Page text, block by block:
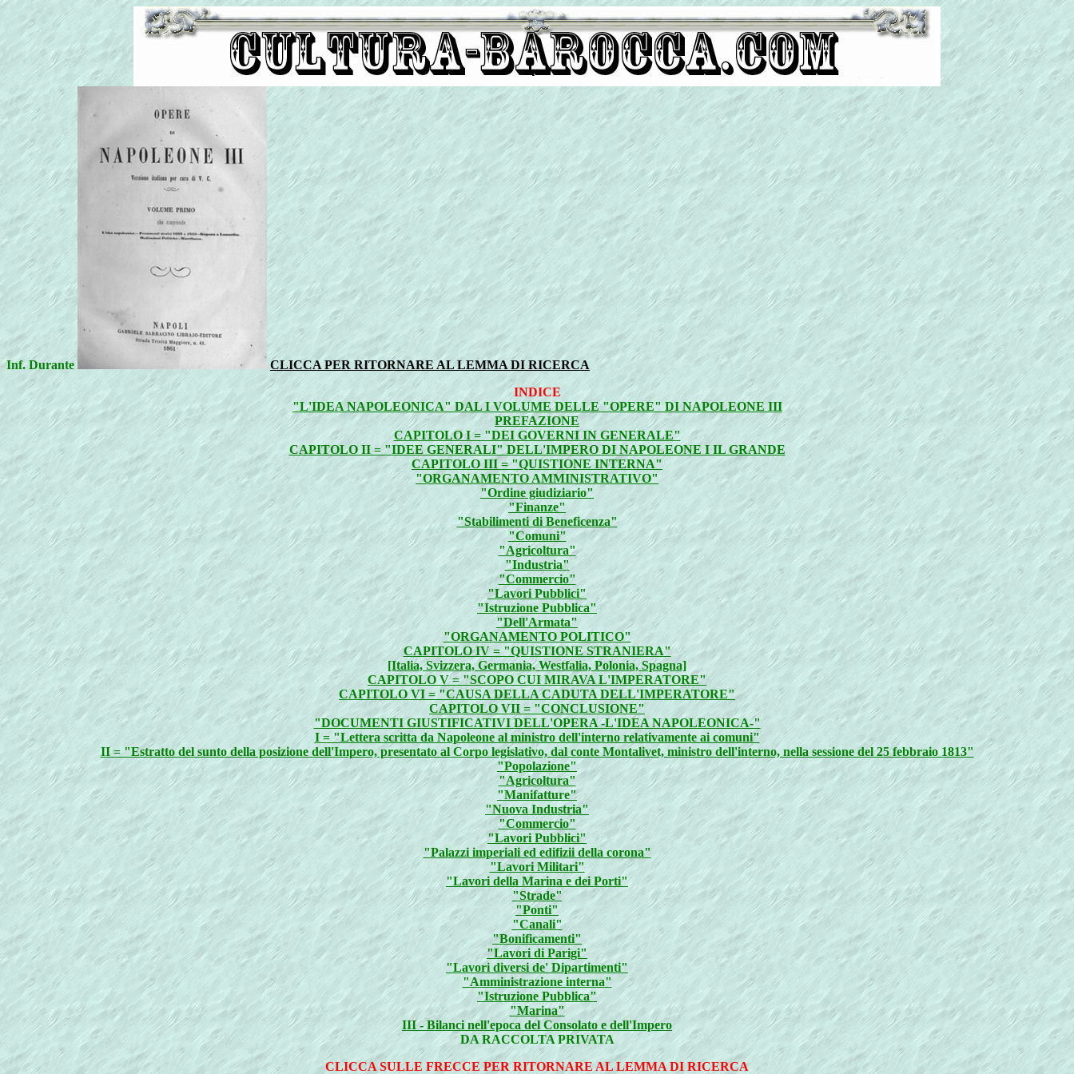
Inf. Durante
CLICCA PER RITORNARE AL LEMMA DI RICERCA
INDICE
"L'IDEA NAPOLEONICA" DAL I VOLUME DELLE "OPERE" DI NAPOLEONE III
PREFAZIONE
CAPITOLO I = "DEI GOVERNI IN GENERALE"
CAPITOLO II = "IDEE GENERALI" DELL'IMPERO DI NAPOLEONE I IL GRANDE
CAPITOLO III = "QUISTIONE INTERNA"
"ORGANAMENTO AMMINISTRATIVO"
"Ordine giudiziario"
"Finanze"
"Stabilimenti di Beneficenza"
"Comuni"
"Agricoltura"
"Industria"
"Commercio"
"Lavori Pubblici"
"Istruzione Pubblica"
"Dell'Armata"
"ORGANAMENTO POLITICO"
CAPITOLO IV = "QUISTIONE STRANIERA"
[Italia, Svizzera, Germania, Westfalia, Polonia, Spagna]
CAPITOLO V = "SCOPO CUI MIRAVA L'IMPERATORE"
CAPITOLO VI = "CAUSA DELLA CADUTA DELL'IMPERATORE"
CAPITOLO VII = "CONCLUSIONE"
"DOCUMENTI GIUSTIFICATIVI DELL'OPERA -L'IDEA NAPOLEONICA-"
I = "Lettera scritta da Napoleone al ministro dell'interno relativamente ai comuni"
II = "Estratto del sunto della posizione dell'Impero, presentato al Corpo legislativo, dal conte Montalivet, ministro dell'interno, nella sessione del 25 febbraio 1813"
"Popolazione"
"Agricoltura"
"Manifatture"
"Nuova Industria"
"Commercio"
"Lavori Pubblici"
"Palazzi imperiali ed edifizii della corona"
"Lavori Militari"
"Lavori della Marina e dei Porti"
"Strade"
"Ponti"
"Canali"
"Bonificamenti"
"Lavori di Parigi"
"Lavori diversi de' Dipartimenti"
"Amministrazione interna"
"Istruzione Pubblica"
"Marina"
III - Bilanci nell'epoca del Consolato e dell'Impero
DA RACCOLTA PRIVATA
CLICCA SULLE FRECCE PER RITORNARE AL LEMMA DI RICERCA